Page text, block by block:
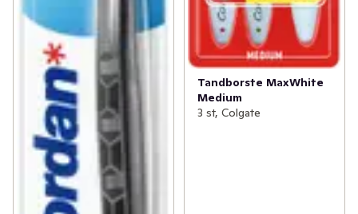
Tandborste MaxWhite
Medium
3 st, Colgate